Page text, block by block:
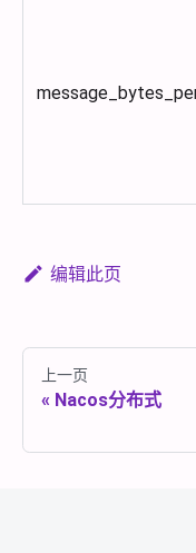
编辑此页
上一页
Nacos分布式